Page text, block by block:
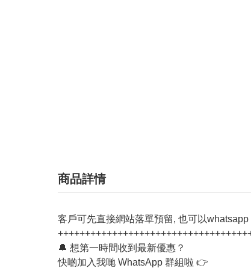
商品詳情
客戶可先直接網站落單預留, 也可以
🔔 想第一時間收到最新優惠？
快啲加入我哋 WhatsApp 群組啦 👉